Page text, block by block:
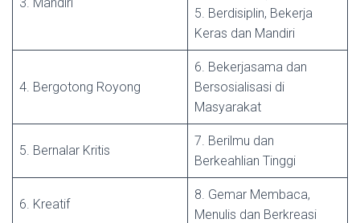
5. Berdisiplin, Bekerja
Keras dan Mandiri
4. Bergotong Royong
6. Bekerjasama dan
Bersosialisasi di
Masyarakat
5. Bernalar Kritis
7. Berilmu dan
Berkeahlian Tinggi
6. Kreatif
8. Gemar Membaca,
Menulis dan Berkreasi